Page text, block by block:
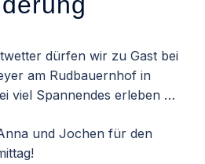
dürfen wir zu Gast bei
am Rudbauernhof in
viel Spannendes erleben …
und Jochen für den